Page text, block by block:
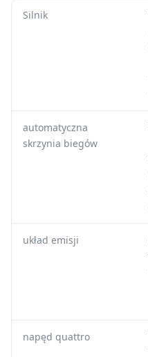
Silnik
automatyczna
skrzynia biegów
układ emisji
napęd quattro